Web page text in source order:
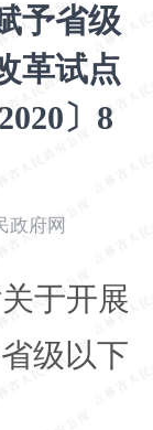
予省级
革试点
〕8
政府网
于开展
级以下